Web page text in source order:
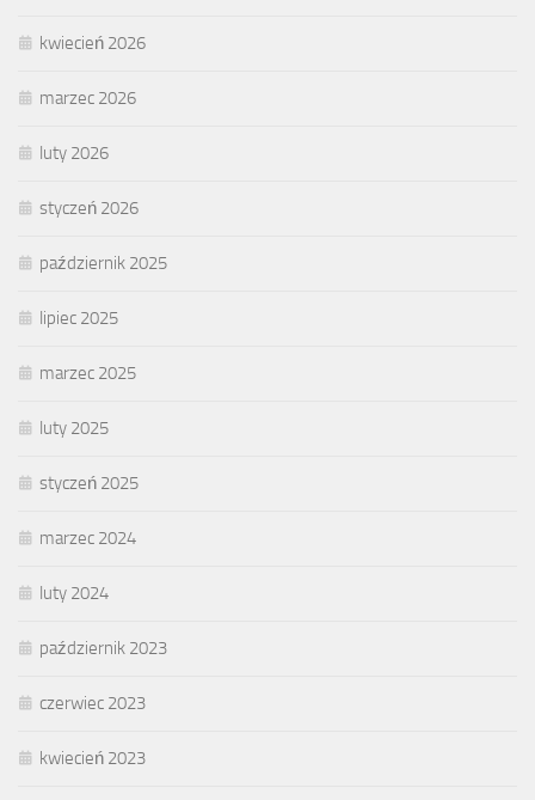
kwiecień 2026
marzec 2026
luty 2026
styczeń 2026
październik 2025
lipiec 2025
marzec 2025
luty 2025
styczeń 2025
marzec 2024
luty 2024
październik 2023
czerwiec 2023
kwiecień 2023